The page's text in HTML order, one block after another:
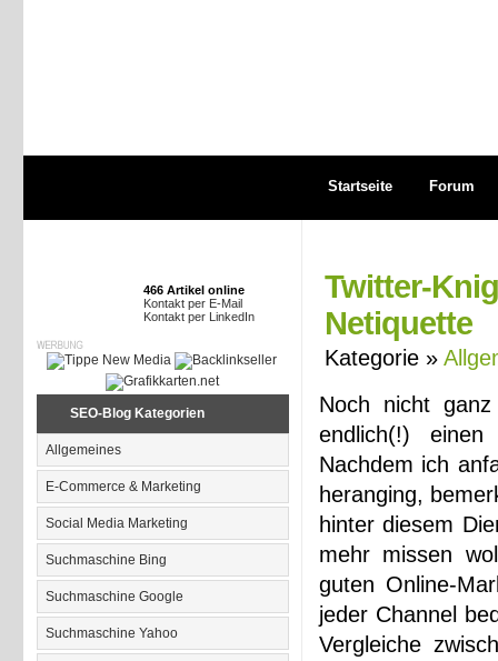
Startseite Forum
466 Artikel online
Kontakt per E-Mail
Kontakt per LinkedIn
SEO-Blog Kategorien
Allgemeines
E-Commerce & Marketing
Social Media Marketing
Suchmaschine Bing
Suchmaschine Google
Suchmaschine Yahoo
Twitter-
Netiquette
Kategorie »
Noch nicht
endlich(!) einen
Nachdem ich
heranging,
hinter diesem
mehr missen
guten Online-
jeder Channel
Vergleiche